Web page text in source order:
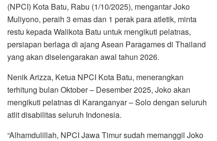
(NPCI) Kota Batu, Rabu (1/10/2025), mengantar Joko
Muliyono, peraih 3 emas dan 1 perak para atletik, minta
restu kepada Walikota Batu untuk mengikuti pelatnas,
persiapan berlaga di ajang Asean Paragames di Thailand
yang akan diselengarakan awal tahun 2026.
Nenik Arizza, Ketua NPCI Kota Batu, menerangkan
terhitung bulan Oktober – Desember 2025, Joko akan
mengikuti pelatnas di Karanganyar – Solo dengan seluruh
atlit disabilitas seluruh Indonesia.
“Alhamdulillah, NPCI Jawa Timur sudah memanggil Joko